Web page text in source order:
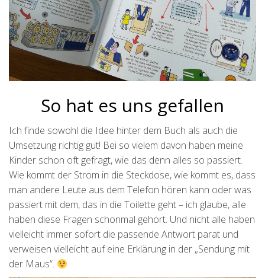
So hat es uns gefallen
Ich finde sowohl die Idee hinter dem Buch als auch die
Umsetzung richtig gut! Bei so vielem davon haben meine
Kinder schon oft gefragt, wie das denn alles so passiert.
Wie kommt der Strom in die Steckdose, wie kommt es, dass
man andere Leute aus dem Telefon hören kann oder was
passiert mit dem, das in die Toilette geht – ich glaube, alle
haben diese Fragen schonmal gehört. Und nicht alle haben
vielleicht immer sofort die passende Antwort parat und
verweisen vielleicht auf eine Erklärung in der „Sendung mit
der Maus“.